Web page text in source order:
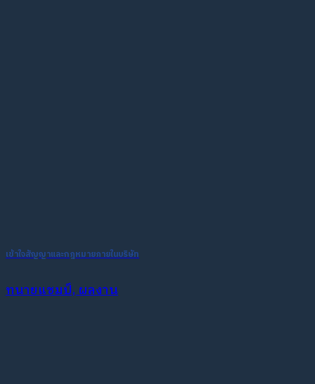
เข้าใจสัญญาและกฎหมายภายในบริษัท
ทนายแชมป์, ผลงาน